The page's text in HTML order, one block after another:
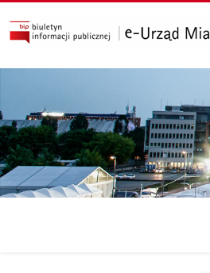
przejdź do głównego menu